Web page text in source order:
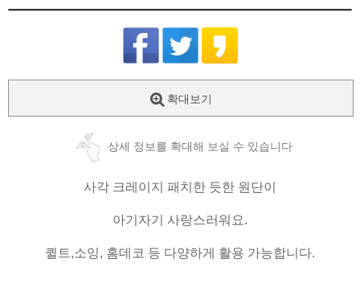
확대보기
상세 정보를 확대해 보실 수 있습니다
사각 크레이지 패치한 듯한 원단이
아기자기 사랑스러워요.
퀼트,소잉, 홈데코 등 다양하게 활용 가능합니다.